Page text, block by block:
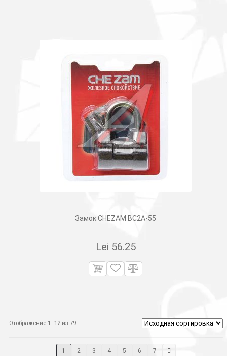
Замок CHEZAM BC2A-55
Lei 56.25
Отображение 1–12 из 79
1 2 3 4 5 6 7